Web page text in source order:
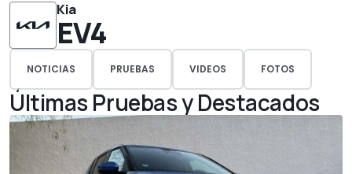
Kia
EV4
NOTICIAS PRUEBAS VIDEOS FOTOS
Últimas Pruebas y Destacados